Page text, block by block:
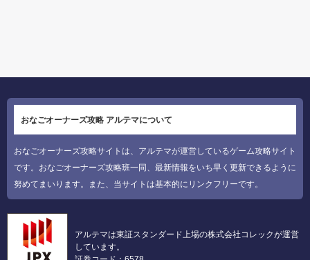
おなごオーナーズ攻略 アルテマについて
おなごオーナーズ攻略サイトは、アルテマが運営しているゲーム攻略サイト
です。おなごオーナーズ攻略班一同、最新情報をいち早く更新できるように
努めてまいります。また、当サイトは基本的にリンクフリーです。
アルテマは東証スタンダード上場の株式会社コレックが運営
しています。